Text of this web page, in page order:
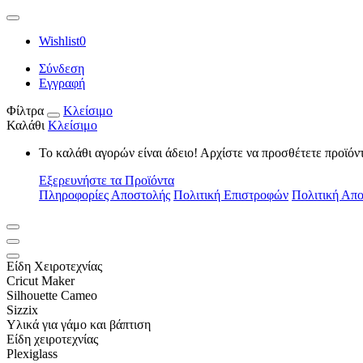
Wishlist0
Σύνδεση
Εγγραφή
Φίλτρα
Κλείσιμο
Καλάθι Κλείσιμο
Το καλάθι αγορών είναι άδειο! Αρχίστε να προσθέτετε
Εξερευνήστε τα Προϊόντα
Πληροφορίες Αποστολής Πολιτική Επιστροφών Πολιτική
Είδη Xειροτεχνίας
Cricut Maker
Silhouette Cameo
Sizzix
Υλικά για γάμο και βάπτιση
Είδη χειροτεχνίας
Plexiglass